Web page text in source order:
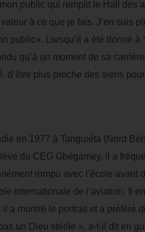
public qui remplit le Hall des
à ce que je fais. J’en suis
public». Lorsqu’il a été donné
qu’à un moment de sa
d’être plus proche des siens
en 1977 à Tanguiéta (Nord
du CEG Gbégamey, il a
rompu avec l’école
internationale de l’aviation. Il
a montré le portrait et a préféré
un Dieu stérile », a-t-il dit en